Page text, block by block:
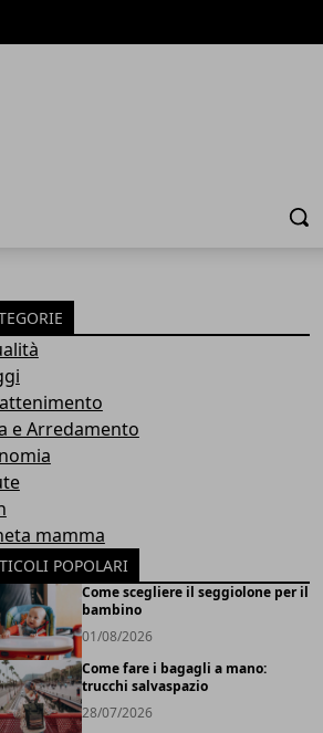
Cerca
e Arredamento
mamma
POPOLARI
Come scegliere il seggiolone per il
bambino
01/08/2026
Come fare i bagagli a mano:
trucchi salvaspazio
28/07/2026